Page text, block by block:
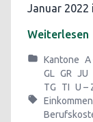
Januar 2022
Weiterlesen
Kantone A
GL GR JU
TG
TI U –